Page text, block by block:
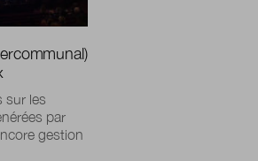
sur les
par
gestion